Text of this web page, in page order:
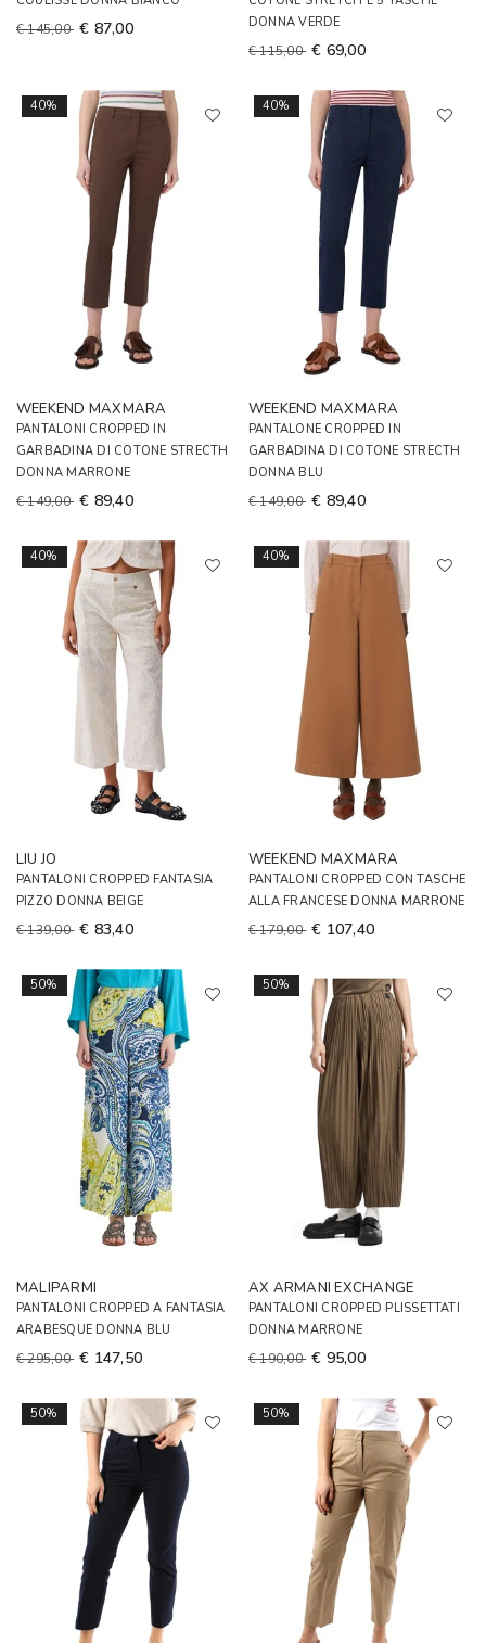
€ 145,00 € 87,00
DONNA VERDE
€ 115,00 € 69,00
40%
WEEKEND MAXMARA
PANTALONI CROPPED IN
GARBADINA DI COTONE STRECTH
DONNA MARRONE
€ 149,00 € 89,40
40%
WEEKEND MAXMARA
PANTALONE CROPPED IN
GARBADINA DI COTONE STRECTH
DONNA BLU
€ 149,00 € 89,40
40%
LIU JO
PANTALONI CROPPED FANTASIA
PIZZO DONNA BEIGE
€ 139,00 € 83,40
40%
WEEKEND MAXMARA
PANTALONI CROPPED CON TASCHE
ALLA FRANCESE DONNA MARRONE
€ 179,00 € 107,40
50%
MALIPARMI
PANTALONI CROPPED A FANTASIA
ARABESQUE DONNA BLU
€ 295,00 € 147,50
50%
AX ARMANI EXCHANGE
PANTALONI CROPPED PLISSETTATI
DONNA MARRONE
€ 190,00 € 95,00
50% 50%